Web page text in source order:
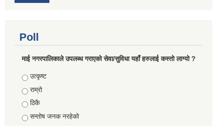
Poll
माई नगरपालिकाले उपलब्ध गराएको सेवा/सुविधा यहाँ हरुलाई कस्तो लाग्यो ?
Choices
उत्कृष्ट
राम्रो
ठिकै
सन्तोष जनक नरहेको